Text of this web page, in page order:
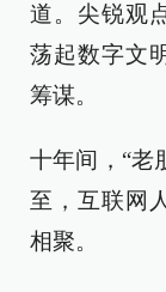
道。尖锐观
荡起数字文
筹谋。
十年间，“老
至，互联网
相聚。